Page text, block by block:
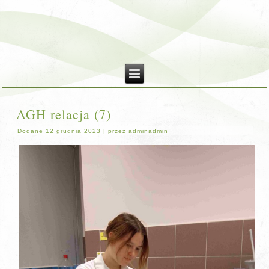
AGH relacja (7)
Dodane 12 grudnia 2023 |przez adminadmin